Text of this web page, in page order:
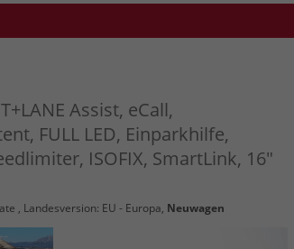
Assist, eCall,
FULL LED, Einparkhilfe,
ISOFIX, SmartLink, 16"
, Landesversion: EU - Europa, Neuwagen